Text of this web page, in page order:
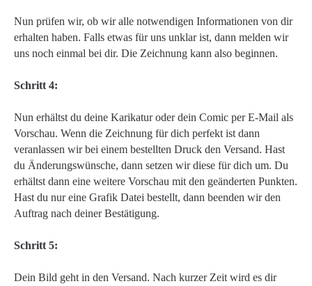
Nun prüfen wir, ob wir alle notwendigen Informationen von dir
erhalten haben. Falls etwas für uns unklar ist, dann melden wir
uns noch einmal bei dir. Die Zeichnung kann also beginnen.
Schritt 4:
Nun erhältst du deine Karikatur oder dein Comic per E-Mail als
Vorschau. Wenn die Zeichnung für dich perfekt ist dann
veranlassen wir bei einem bestellten Druck den Versand. Hast
du Änderungswünsche, dann setzen wir diese für dich um. Du
erhältst dann eine weitere Vorschau mit den geänderten Punkten.
Hast du nur eine Grafik Datei bestellt, dann beenden wir den
Auftrag nach deiner Bestätigung.
Schritt 5:
Dein Bild geht in den Versand. Nach kurzer Zeit wird es dir